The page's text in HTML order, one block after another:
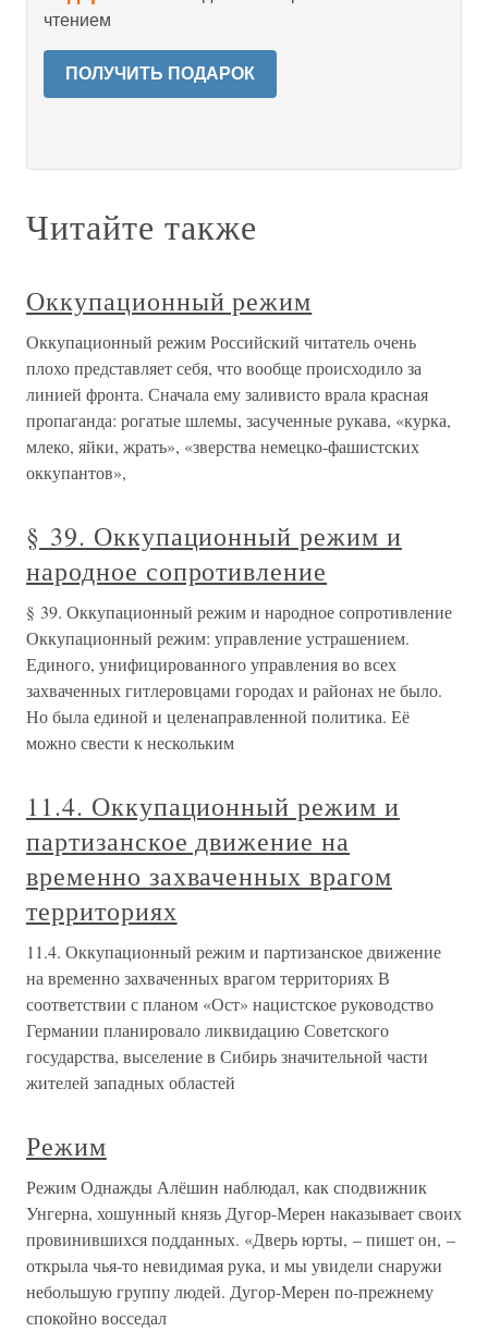
чтением
ПОЛУЧИТЬ ПОДАРОК
Читайте также
Оккупационный режим
Оккупационный режим Российский читатель очень
плохо представляет себя, что вообще происходило за
линией фронта. Сначала ему заливисто врала красная
пропаганда: рогатые шлемы, засученные рукава, «курка,
млеко, яйки, жрать», «зверства немецко-фашистских
оккупантов»,
§ 39. Оккупационный режим и
народное сопротивление
§ 39. Оккупационный режим и народное сопротивление
Оккупационный режим: управление устрашением.
Единого, унифицированного управления во всех
захваченных гитлеровцами городах и районах не было.
Но была единой и целенаправленной политика. Её
можно свести к нескольким
11.4. Оккупационный режим и
партизанское движение на
временно захваченных врагом
территориях
11.4. Оккупационный режим и партизанское движение
на временно захваченных врагом территориях В
соответствии с планом «Ост» нацистское руководство
Германии планировало ликвидацию Советского
государства, выселение в Сибирь значительной части
жителей западных областей
Режим
Режим Однажды Алёшин наблюдал, как сподвижник
Унгерна, хошунный князь Дугор-Мерен наказывает своих
провинившихся подданных. «Дверь юрты, – пишет он, –
открыла чья-то невидимая рука, и мы увидели снаружи
небольшую группу людей. Дугор-Мерен по-прежнему
спокойно восседал